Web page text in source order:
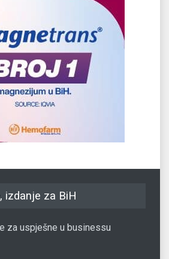
izdanje za BiH
za uspješne u businessu